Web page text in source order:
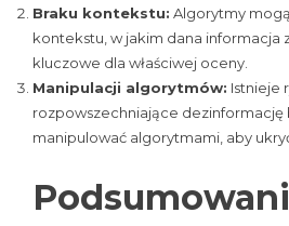
Braku kontekstu: Algorytmy
kontekstu, w jakim dana informacja
kluczowe dla właściwej oceny.
Manipulacji algorytmów: Istnieje
rozpowszechniające dezinformację
manipulować algorytmami, aby